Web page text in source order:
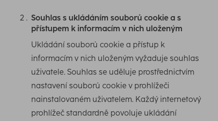
Souhlas s ukládáním souborů cookie a s
přístupem k informacím v nich uloženým
Ukládání souborů cookie a přístup k
informacím v nich uloženým vyžaduje souhlas
uživatele. Souhlas se uděluje prostřednictvím
nastavení souborů cookie v prohlížeči
nainstalovaném uživatelem. Každý internetový
prohlížeč standardně povoluje ukládání